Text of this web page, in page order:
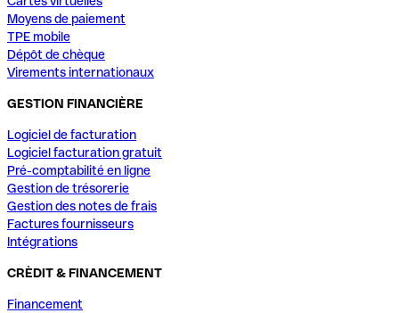
Moyens de paiement
TPE mobile
Dépôt de chèque
Virements internationaux
GESTION FINANCIÈRE
Logiciel de facturation
Logiciel facturation gratuit
Pré-comptabilité en ligne
Gestion de trésorerie
Gestion des notes de frais
Factures fournisseurs
Intégrations
CRÈDIT & FINANCEMENT
Financement